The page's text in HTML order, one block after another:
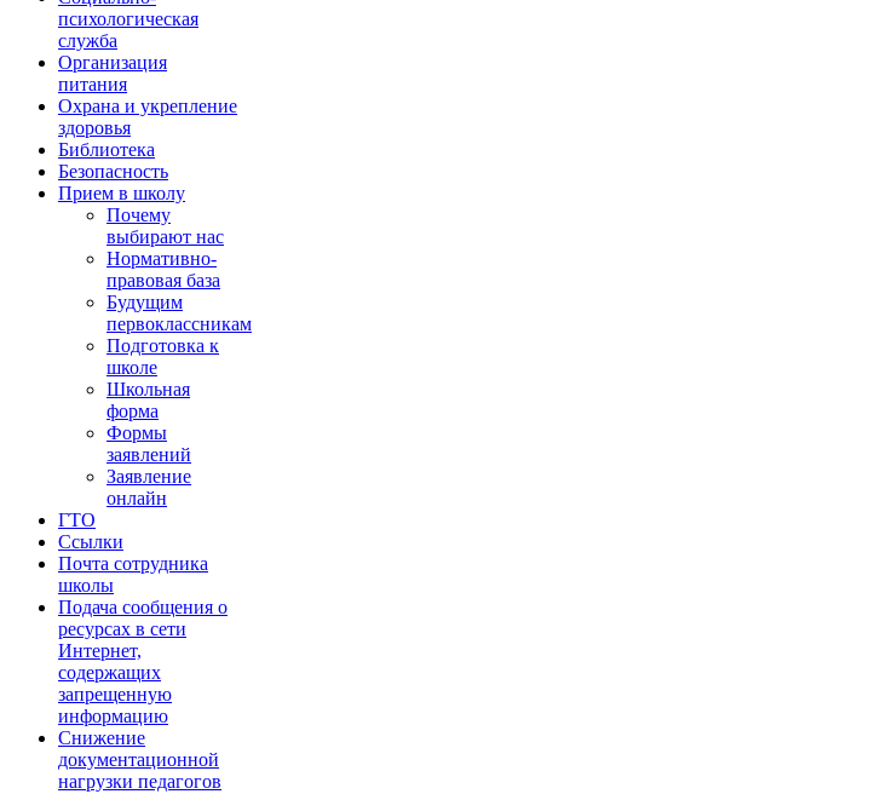
психологическая
служба
Организация
питания
Охрана и укрепление
здоровья
Библиотека
Безопасность
Прием в школу
Почему
выбирают нас
Нормативно-
правовая база
Будущим
первоклассникам
Подготовка к
школе
Школьная
форма
Формы
заявлений
Заявление
онлайн
ГТО
Ссылки
Почта сотрудника
школы
Подача сообщения о
ресурсах в сети
Интернет,
содержащих
запрещенную
информацию
Снижение
документационной
нагрузки педагогов